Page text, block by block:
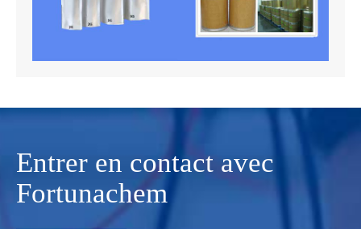
Entrer en contact avec
Fortunachem